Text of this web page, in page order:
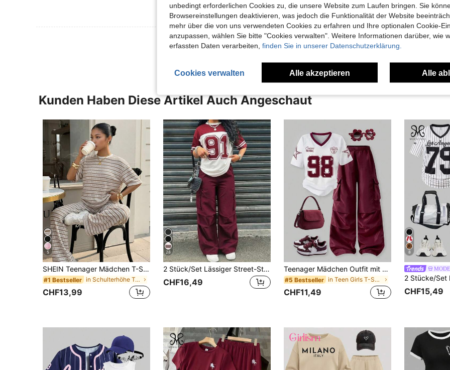
Hilfreich (1)
Mehr Bewertungen Ansehen
Kunden Haben Diese Artikel Auch Angeschaut
5
SHEIN Teenager Mädchen T-Shirt Co-Ords Lässig Urlaub Khaki Strick Texturiert Gestreift Locker Kurzarm T-Shirt & Lange Hose Set
#1 Bestseller in Schulterhöhe Teen Girls T-Shirt Co-ords
CHF13,99
28
2 Stück/Set Lässiger Street-Style Numerischer Muster T-Shirt + Cargohose für Jugendliche, bequeme Passform für einfache Bewegung, modische Straßenelemente, geeignet für Schule, Pendeln, Wochenendausflüge, täglichen Gebrauch im Frühling
CHF16,49
Teenager Mädchen Outfit mit Zahlen-Muster Kurzarm T-Shirt und Cargohose, Lässig
#5 Bestseller in Teen Girls T-Shirt Co-ords
CHF11,49
8
CHF15,49
unbedingt erforderlichen Cookies zu, die unsere Website zum Laufen bringen. Sie
Browsereinstellungen deaktivieren, was jedoch die Funktionalität der Website
mehr über die von uns verwendeten Cookies zu erfahren und Ihre optionalen Cookie-
anzupassen, wählen Sie bitte "Cookies verwalten". Weitere Informationen darüber, wie
erfassten Daten verarbeiten, finden Sie in unserer Datenschutzerklärung.
Cookies verwalten Alle akzeptieren Alle